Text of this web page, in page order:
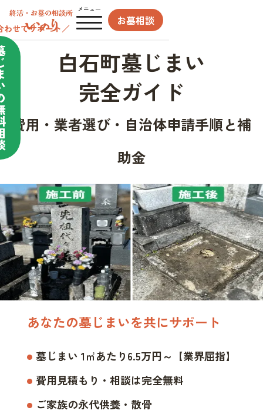
メニュー
お墓相談
わせてサポート／
白石町墓じまい
完全ガイド
費用・業者選び・自治体申請手順と補
助金
あなたの墓じまいを共にサポート
墓じまい 1㎡あたり6.5万円～【業界屈指】
費用見積もり・相談は完全無料
ご家族の永代供養・散骨